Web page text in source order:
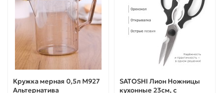
Кружка мерная 0,5л М927
Альтернатива
SATOSHI Лион Ножницы
кухонные 23см, с